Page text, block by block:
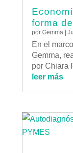
forma
por Gemma |
En el
Gemma,
por Chiara
leer más